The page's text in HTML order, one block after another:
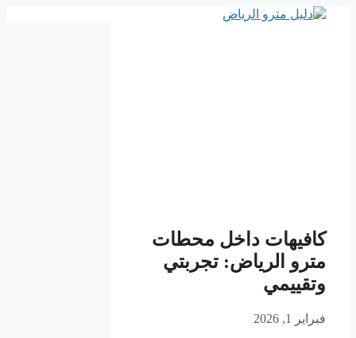
انتقل
كافيهات داخل محطات
مترو الرياض: تجربتي
وتقييمي
فبراير 1, 2026